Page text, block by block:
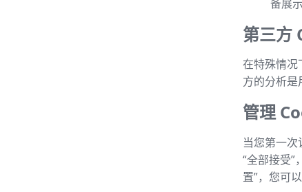
备展
第三方
在特殊情况
方的分析是
管理
当您第一
“全部接受
置”，您可